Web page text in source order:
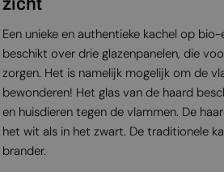
zicht
Een unieke en authentieke kachel op
beschikt over drie glazenpanelen, die
zorgen. Het is namelijk mogelijk om de
bewonderen! Het glas van de haard
en huisdieren tegen de vlammen. De
het wit als in het zwart. De traditionele
brander.